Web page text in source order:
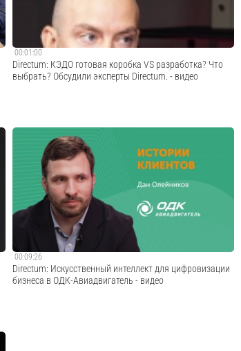
00:01:00
Directum: КЭДО готовая коробка VS разработка? Что
выбрать? Обсудили эксперты Directum. - видео
Смотреть полную версию:
https://www.directum.ru/products/hr_pro/kedo-faq
#Directum #Directum_HR_Pro #КЭДО
Cмотреть видео
00:09:26
Directum: Искусственный интеллект для цифровизации
бизнеса в ОДК-Авиадвигатель - видео